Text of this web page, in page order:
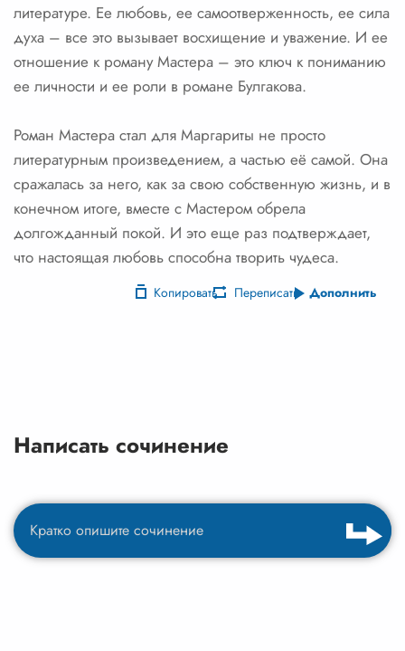
литературе. Ее любовь, ее самоотверженность, ее сила
духа – все это вызывает восхищение и уважение. И ее
отношение к роману Мастера – это ключ к пониманию
ее личности и ее роли в романе Булгакова.
Роман Мастера стал для Маргариты не просто
литературным произведением, а частью её самой. Она
сражалась за него, как за свою собственную жизнь, и в
конечном итоге, вместе с Мастером обрела
долгожданный покой. И это еще раз подтверждает,
что настоящая любовь способна творить чудеса.
Копировать Переписать Дополнить
Написать сочинение